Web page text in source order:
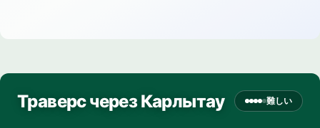
Траверс через Карлытау 難しい